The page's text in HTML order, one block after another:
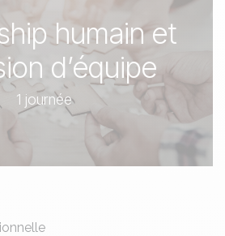
humain et
d’équipe
1 journée